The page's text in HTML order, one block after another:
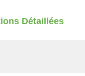
Détaillées